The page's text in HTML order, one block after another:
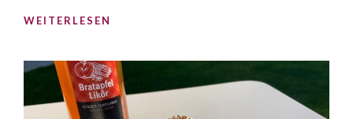
WEITERLESEN